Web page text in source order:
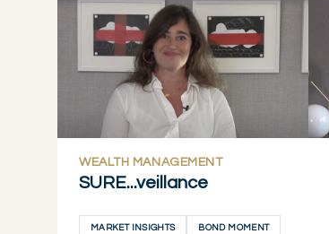
WEALTH MANAGEMENT
SURE...veillance
MARKET INSIGHTS BOND MOMENT